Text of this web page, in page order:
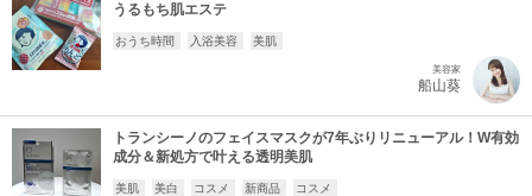
うるもち肌エステ
おうち時間 入浴美容 美肌
美容家
船山葵
トランシーノのフェイスマスクが7年ぶりリニューアル！W有効
成分＆新処方で叶える透明美肌
美肌 美白 コスメ 新商品 コスメ